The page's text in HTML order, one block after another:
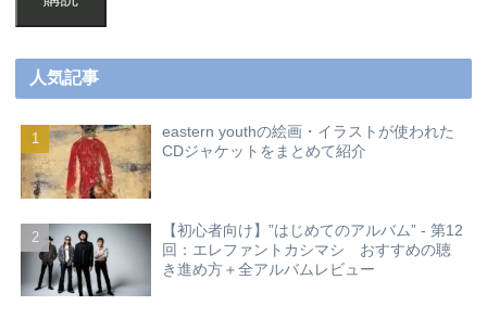
人気記事
eastern youthの絵画・イラストが使われた
CDジャケットをまとめて紹介
【初心者向け】”はじめてのアルバム” - 第12
回：エレファントカシマシ おすすめの聴
き進め方＋全アルバムレビュー